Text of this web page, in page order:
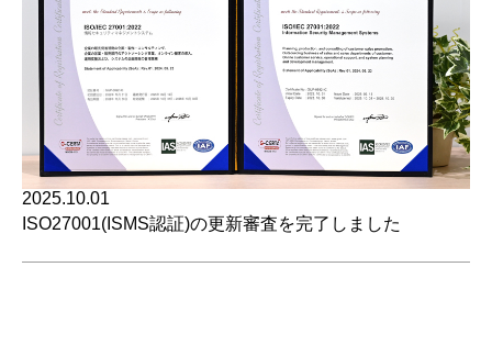
2025.10.01
ISO27001(ISMS認証)の更新審査を完了しました